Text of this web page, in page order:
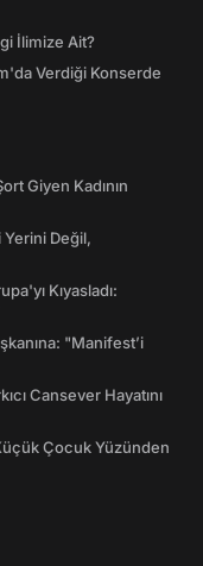
İlimize Ait?
Verdiği Konserde
Giyen Kadının
Değil,
Kıyasladı:
"Manifest’i
Cansever Hayatını
Çocuk Yüzünden